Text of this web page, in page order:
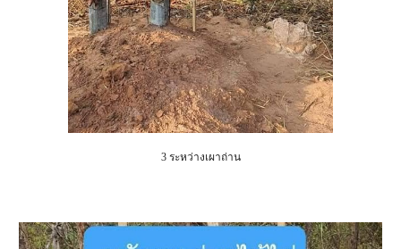
3 ระหว่างเผาถ่าน